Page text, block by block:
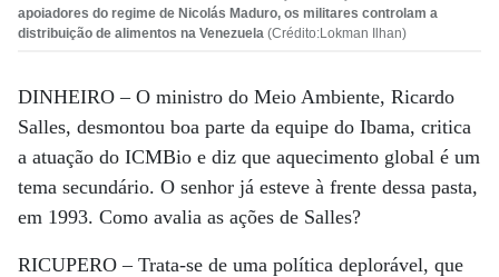
apoiadores do regime de Nicolás Maduro, os militares controlam a
distribuição de alimentos na Venezuela (Crédito:Lokman Ilhan)
DINHEIRO –O ministro do Meio Ambiente, Ricardo
Salles, desmontou boa parte da equipe do Ibama, critica
a atuação do ICMBio e diz que aquecimento global é um
tema secundário. O senhor já esteve à frente dessa pasta,
em 1993. Como avalia as ações de Salles?
RICUPERO –Trata-se de uma política deplorável, que